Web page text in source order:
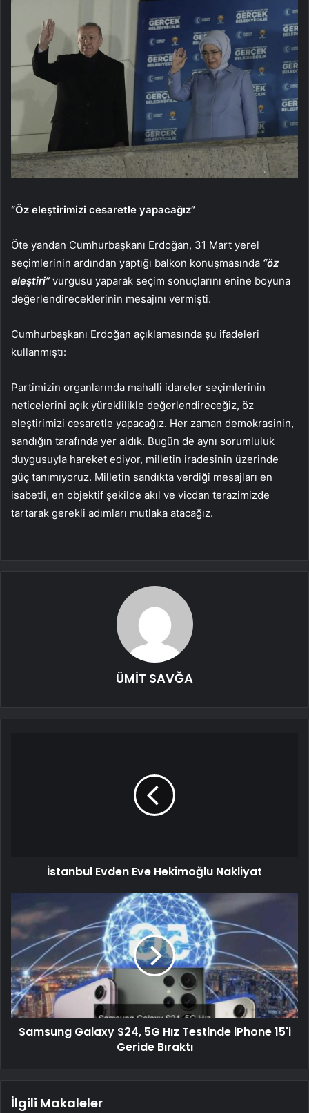
“Öz eleştirimizi cesaretle yapacağız”
Öte yandan Cumhurbaşkanı Erdoğan, 31 Mart yerel
seçimlerinin ardından yaptığı balkon konuşmasında “öz
eleştiri”vurgusu yaparak seçim sonuçlarını enine boyuna
değerlendireceklerinin mesajını vermişti.
Cumhurbaşkanı Erdoğan açıklamasında şu ifadeleri
kullanmıştı:
Partimizin organlarında mahalli idareler seçimlerinin
neticelerini açık yüreklilikle değerlendireceğiz, öz
eleştirimizi cesaretle yapacağız. Her zaman demokrasinin,
sandığın tarafında yer aldık. Bugün de aynı sorumluluk
duygusuyla hareket ediyor, milletin iradesinin üzerinde
güç tanımıyoruz. Milletin sandıkta verdiği mesajları en
isabetli, en objektif şekilde akıl ve vicdan terazimizde
tartarak gerekli adımları mutlaka atacağız.
ÜMİT SAVĞA
İstanbul Evden Eve Hekimoğlu Nakliyat
Samsung Galaxy S24, 5G Hız Testinde iPhone 15'i
Geride Bıraktı
İlgili Makaleler